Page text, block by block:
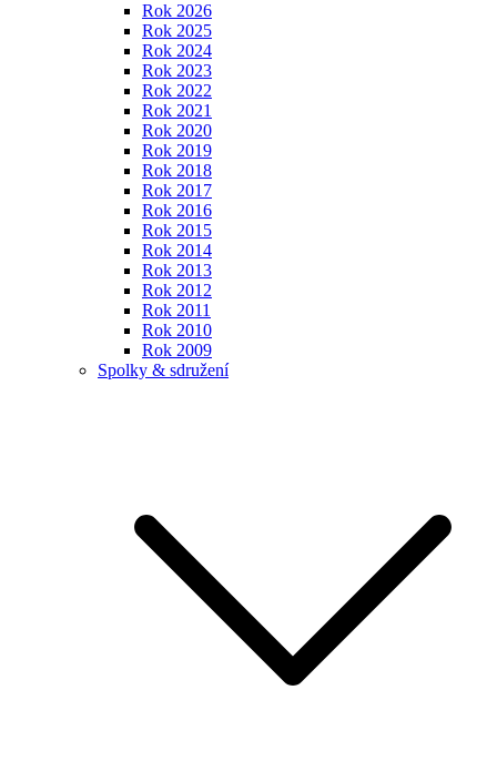
Rok 2026
Rok 2025
Rok 2024
Rok 2023
Rok 2022
Rok 2021
Rok 2020
Rok 2019
Rok 2018
Rok 2017
Rok 2016
Rok 2015
Rok 2014
Rok 2013
Rok 2012
Rok 2011
Rok 2010
Rok 2009
Spolky & sdružení